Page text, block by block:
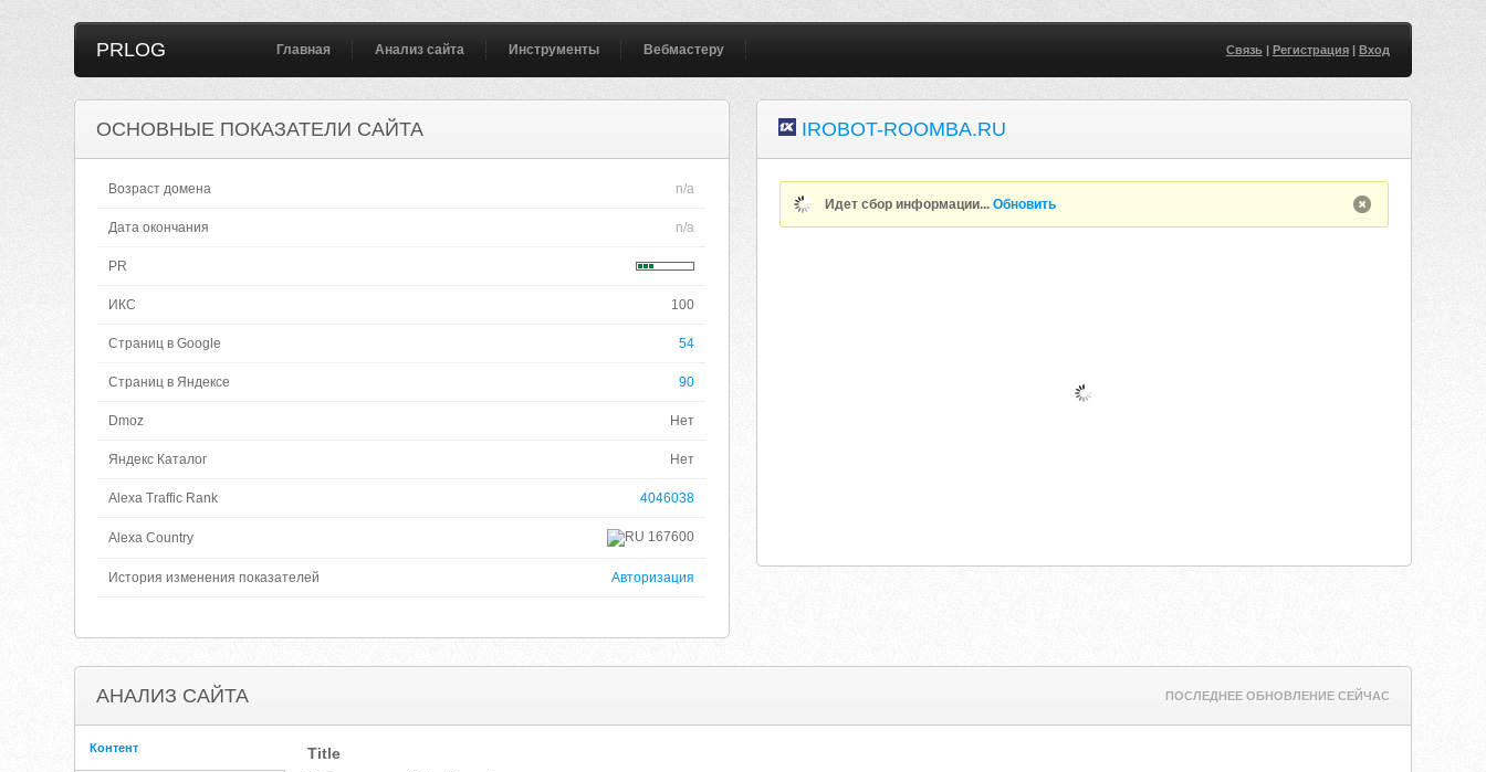
PRLOG Главная Анализ сайта Инструменты Вебмастеру Связь| Регистрация| Вход
ОСНОВНЫЕ ПОКАЗАТЕЛИ САЙТА
Возраст домена n/a
Дата окончания n/a
PR
ИКС 100
Страниц в Google 54
Страниц в Яндексе 90
Dmoz Нет
Яндекс Каталог Нет
Alexa Traffic Rank 4046038
Alexa Country 167600
История изменения показателей Авторизация
IROBOT-ROOMBA.RU
Идет сбор информации...Обновить
АНАЛИЗ САЙТА ПОСЛЕДНЕЕ ОБНОВЛЕНИЕ СЕЙЧАС
Контент Title